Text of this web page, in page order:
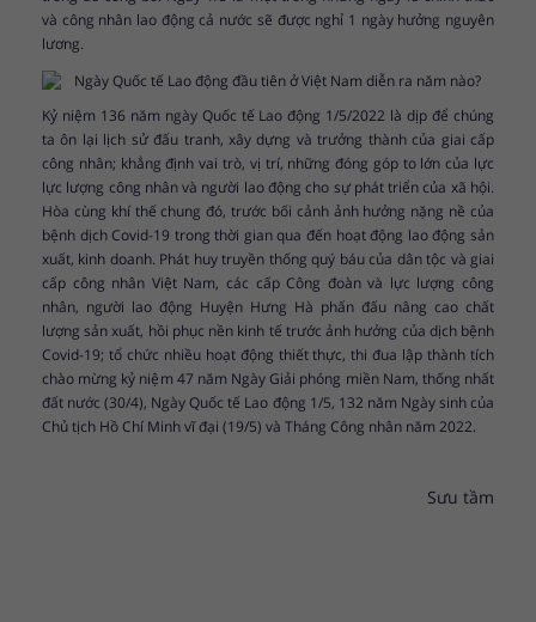
và công nhân lao động cả nước sẽ được nghỉ 1 ngày hưởng nguyên
lương.
Kỷ niệm 136 năm ngày Quốc tế Lao động 1/5/2022 là dịp để chúng
ta ôn lại lịch sử đấu tranh, xây dựng và trưởng thành của giai cấp
công nhân; khẳng định vai trò, vị trí, những đóng góp to lớn của lực
lực lượng công nhân và người lao động cho sự phát triển của xã hội.
Hòa cùng khí thế chung đó, trước bối cảnh ảnh hưởng nặng nề của
bệnh dịch Covid-19 trong thời gian qua đến hoạt động lao động sản
xuất, kinh doanh. Phát huy truyền thống quý báu của dân tộc và giai
cấp công nhân Việt Nam, các cấp Công đoàn và lực lượng công
nhân, người lao động Huyện Hưng Hà phấn đấu nâng cao chất
lượng sản xuất, hồi phục nền kinh tế trước ảnh hưởng của dịch bệnh
Covid-19; tổ chức nhiều hoạt động thiết thực, thi đua lập thành tích
chào mừng kỷ niệm 47 năm Ngày Giải phóng miền Nam, thống nhất
đất nước (30/4), Ngày Quốc tế Lao động 1/5, 132 năm Ngày sinh của
Chủ tịch Hồ Chí Minh vĩ đại (19/5) và Tháng Công nhân năm 2022.
Sưu tầm